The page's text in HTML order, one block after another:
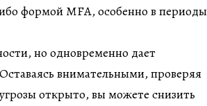
формой MFA, особенно в периоды
но одновременно дает
внимательными, проверяя
открыто, вы можете снизить